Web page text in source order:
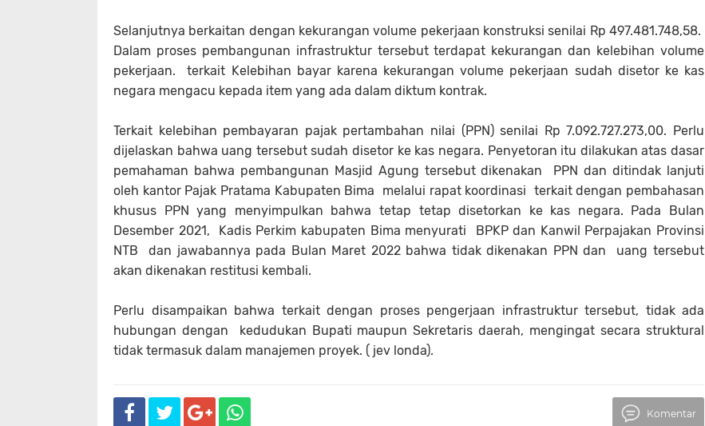
Selanjutnya berkaitan dengan kekurangan volume pekerjaan konstruksi senilai Rp 497.481.748,58.
Dalam proses pembangunan infrastruktur tersebut terdapat kekurangan dan kelebihan volume
pekerjaan. terkait Kelebihan bayar karena kekurangan volume pekerjaan sudah disetor ke kas
negara mengacu kepada item yang ada dalam diktum kontrak.
Terkait kelebihan pembayaran pajak pertambahan nilai (PPN) senilai Rp 7.092.727.273,00. Perlu
dijelaskan bahwa uang tersebut sudah disetor ke kas negara. Penyetoran itu dilakukan atas dasar
pemahaman bahwa pembangunan Masjid Agung tersebut dikenakan PPN dan ditindak lanjuti
oleh kantor Pajak Pratama Kabupaten Bima melalui rapat koordinasi terkait dengan pembahasan
khusus PPN yang menyimpulkan bahwa tetap tetap disetorkan ke kas negara. Pada Bulan
Desember 2021, Kadis Perkim kabupaten Bima menyurati BPKP dan Kanwil Perpajakan Provinsi
NTB dan jawabannya pada Bulan Maret 2022 bahwa tidak dikenakan PPN dan uang tersebut
akan dikenakan restitusi kembali.
Perlu disampaikan bahwa terkait dengan proses pengerjaan infrastruktur tersebut, tidak ada
hubungan dengan kedudukan Bupati maupun Sekretaris daerah, mengingat secara struktural
tidak termasuk dalam manajemen proyek. ( jev londa).
Komentar